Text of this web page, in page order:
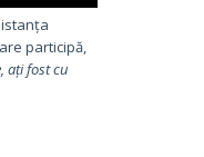
participă,
ați fost cu